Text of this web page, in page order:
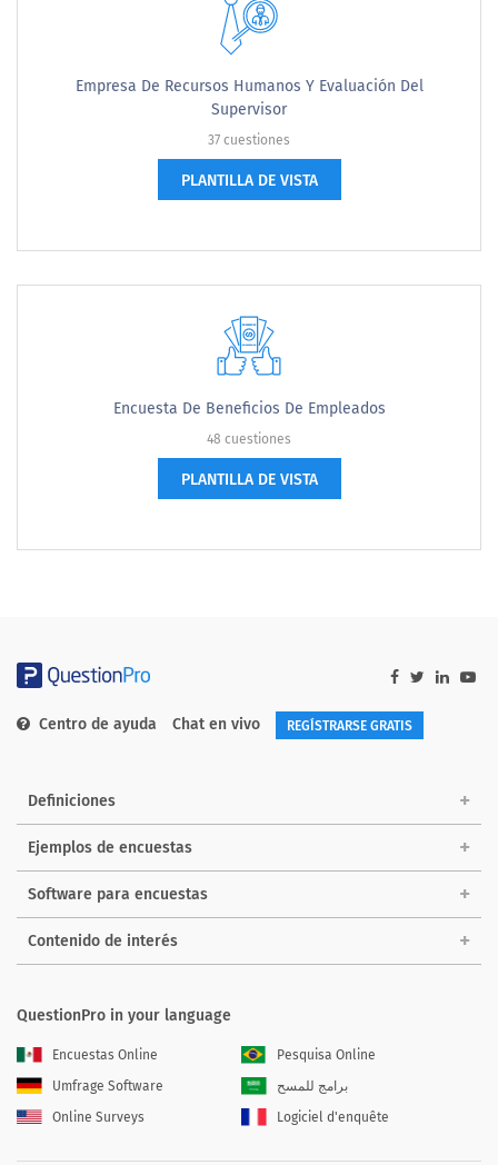
Empresa De Recursos Humanos Y Evaluación Del
Supervisor
37 cuestiones
PLANTILLA DE VISTA
Encuesta De Beneficios De Empleados
48 cuestiones
PLANTILLA DE VISTA
Centro de ayuda Chat en vivo REGÍSTRARSE GRATIS
Definiciones
Ejemplos de encuestas
Software para encuestas
Contenido de interés
QuestionPro in your language
Encuestas Online
Pesquisa Online
Umfrage Software
برامج للمسح
Online Surveys
Logiciel d'enquête